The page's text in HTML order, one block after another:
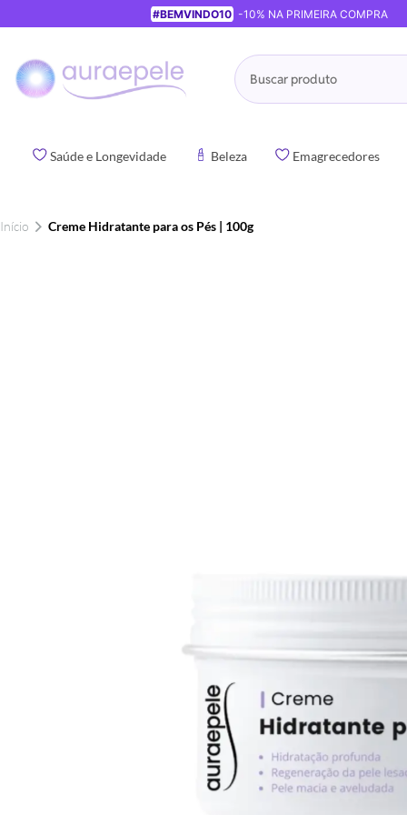
#BEMVINDO10 -10% NA PRIMEIRA COMPRA
Pesquisa
Saúde e Longevidade Beleza Emagrecedores
Início Creme Hidratante para os Pés | 100g